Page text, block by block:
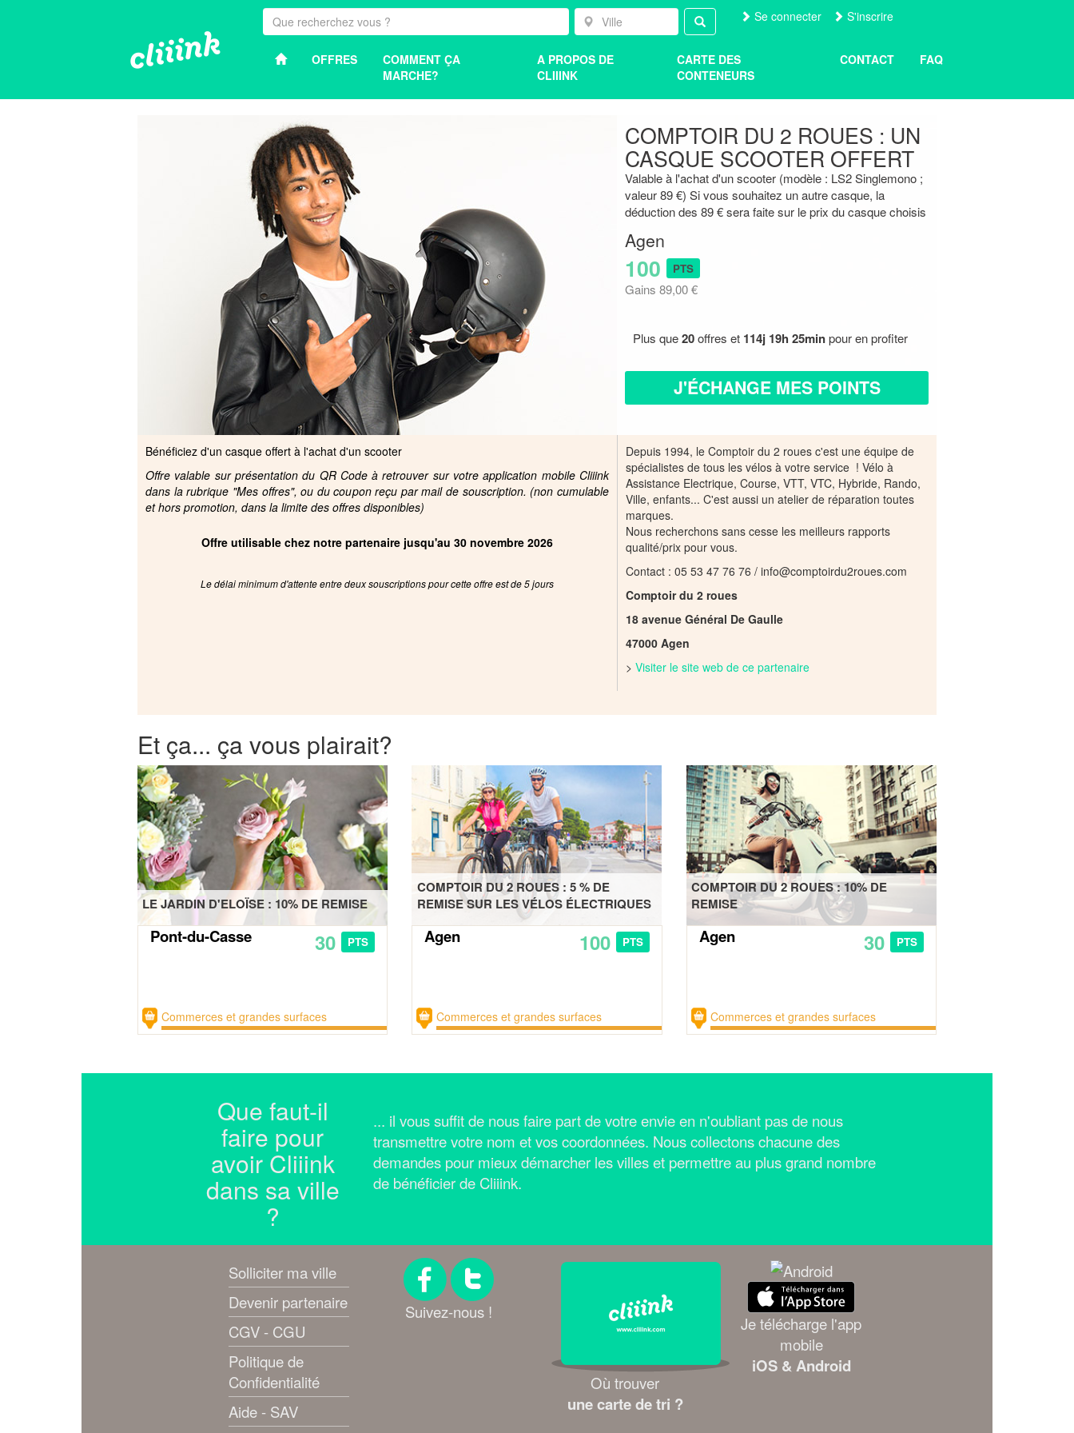
Se connecter S'inscrire
OFFRES
COMMENT ÇA
MARCHE?
A PROPOS DE
CLIIINK
CARTE DES
CONTENEURS
CONTACT FAQ
COMPTOIR DU 2 ROUES : UN
CASQUE SCOOTER OFFERT
Valable à l'achat d'un scooter (modèle : LS2 Singlemono ;
valeur 89 €) Si vous souhaitez un autre casque, la
déduction des 89 € sera faite sur le prix du casque choisis
Agen
100 PTS
Gains 89,00 €
Plus que20offres et 114j 19h 25minpour en profiter
J'ÉCHANGE MES POINTS
Bénéficiez d'un casque offert à l'achat d'un scooter
Offre valable sur présentation du QR Code à retrouver sur votre application mobile Cliiink
dans la rubrique "Mes offres", ou du coupon reçu par mail de souscription. (non cumulable
et hors promotion, dans la limite des offres disponibles)
Offre utilisable chez notre partenaire jusqu'au 30 novembre 2026
Le délai minimum d'attente entre deux souscriptions pour cette offre est de 5 jours
Depuis 1994, le Comptoir du 2 roues c'est une équipe de
spécialistes de tous les vélos à votre service ! Vélo à
Assistance Electrique, Course, VTT, VTC, Hybride, Rando,
Ville, enfants... C'est aussi un atelier de réparation toutes
marques.
Nous recherchons sans cesse les meilleurs rapports
qualité/prix pour vous.
Contact : 05 53 47 76 76 / info@comptoirdu2roues.com
Comptoir du 2 roues
18 avenue Général De Gaulle
47000 Agen
> Visiter le site web de ce partenaire
Et ça... ça vous plairait?
LE JARDIN D'ELOÏSE : 10% DE REMISE
Pont-du-Casse 30 PTS
Commerces et grandes surfaces
COMPTOIR DU 2 ROUES : 5 % DE
REMISE SUR LES VÉLOS ÉLECTRIQUES
Agen 100 PTS
Commerces et grandes surfaces
COMPTOIR DU 2 ROUES : 10% DE
REMISE
Agen 30 PTS
Commerces et grandes surfaces
Que faut-il
faire pour
avoir Cliiink
dans sa ville
?
... il vous suffit de nous faire part de votre envie en n'oubliant pas de nous
transmettre votre nom et vos coordonnées. Nous collectons chacune des
demandes pour mieux démarcher les villes et permettre au plus grand nombre
de bénéficier de Cliiink.
Solliciter ma ville
Devenir partenaire
CGV - CGU
Politique de
Confidentialité
Aide - SAV
Suivez-nous !
Où trouver
une carte de tri ?
Je télécharge l'app
mobile
iOS & Android